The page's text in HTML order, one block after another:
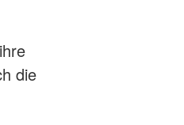
die